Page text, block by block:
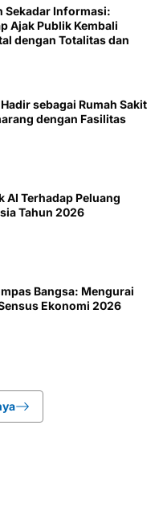
Sekadar Informasi:
Ajak Publik Kembali
dengan Totalitas dan
sebagai Rumah Sakit
dengan Fasilitas
AI Terhadap Peluang
Tahun 2026
Bangsa: Mengurai
Ekonomi 2026